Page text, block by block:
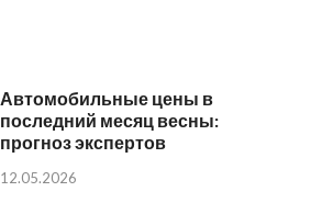
Автомобильные цены в
последний месяц весны:
прогноз экспертов
12.05.2026